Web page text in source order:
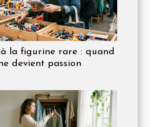
à la figurine rare : quand
devient passion